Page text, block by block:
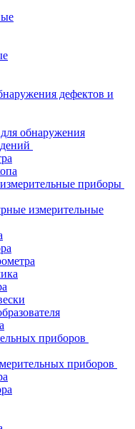
дефектов и
обнаружения
приборы
измерительные
приборов
приборов